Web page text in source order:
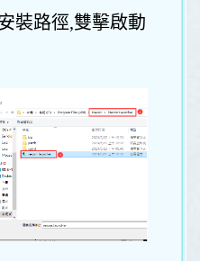
裝路徑,雙擊啟動